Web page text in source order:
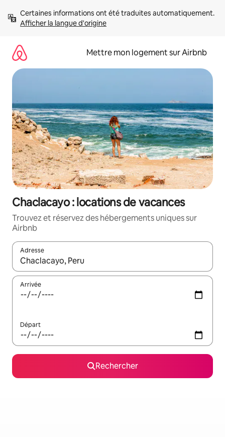
directement
Afficher la langue d'origine
Mettre mon logement sur Airbnb
Chaclacayo : locations de vacances
Trouvez et réservez des hébergements uniques sur
Airbnb
Adresse
Lorsque les résultats s'affichent, utilisez les flèches vers le
Arrivée
Départ
Rechercher